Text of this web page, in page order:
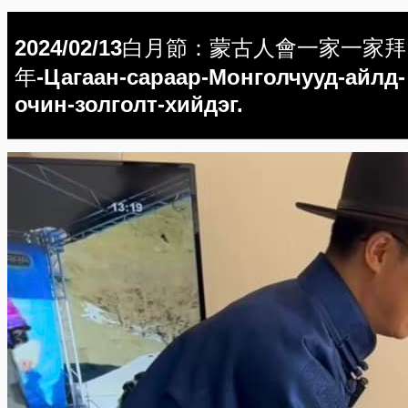
2024/02/13白月節：蒙古人會一家一家拜
年-Цагаан-сараар-Монголчууд-айлд-
очин-золголт-хийдэг.